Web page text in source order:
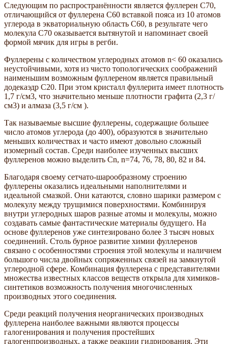
Следующим по распространённости является фуллерен C70,
отличающийся от фуллерена C60 вставкой пояса из 10 атомов
углерода в экваториальную область C60, в результате чего
молекула C70 оказывается вытянутой и напоминает своей
формой мячик для игры в регби.
Фуллерены с количеством углеродных атомов n< 60 оказались
неустойчивыми, хотя из чисто топологических соображений
наименьшим возможным фуллереном является правильный
додекаэдр С20. При этом кристалл фуллерита имеет плотность
1,7 г/см3, что значительно меньше плотности графита (2,3 г/
см3) и алмаза (3,5 г/см ).
Так называемые высшие фуллерены, содержащие большее
число атомов углерода (до 400), образуются в значительно
меньших количествах и часто имеют довольно сложный
изомерный состав. Среди наиболее изученных высших
фуллеренов можно выделить Cn, n=74, 76, 78, 80, 82 и 84.
Благодаря своему сетчато-шарообразному строению
фуллерены оказались идеальными наполнителями и
идеальной смазкой. Они катаются, словно шарики размером с
молекулу между трущимися поверхностями. Комбинируя
внутри углеродных шаров разные атомы и молекулы, можно
создавать самые фантастические материалы будущего. На
основе фуллеренов уже синтезировано более 3 тысяч новых
соединений. Столь бурное развитие химии фуллеренов
связано с особенностями строения этой молекулы и наличием
большого числа двойных сопряженных связей на замкнутой
углеродной сфере. Комбинация фуллерена с представителями
множества известных классов веществ открыла для химиков-
синтетиков возможность получения многочисленных
производных этого соединения.
Среди реакций получения неорганических производных
фуллерена наиболее важными являются процессы
галогенирования и получения простейших
галогенпроизводных, а также реакции гидрирования. Эти